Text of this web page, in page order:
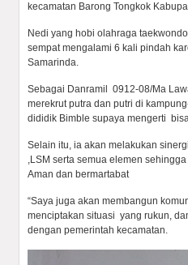
kecamatan Barong Tongkok
Nedi yang hobi olahraga
sempat mengalami 6 kali pindah
Samarinda.
Sebagai Danramil 0912-08/Ma
merekrut putra dan putri di
dididik Bimble supaya mengerti
Selain itu, ia akan melakukan
,LSM serta semua elemen
Aman dan bermartabat
“Saya juga akan membangun
menciptakan situasi yang rukun,
dengan pemerintah kecamatan.